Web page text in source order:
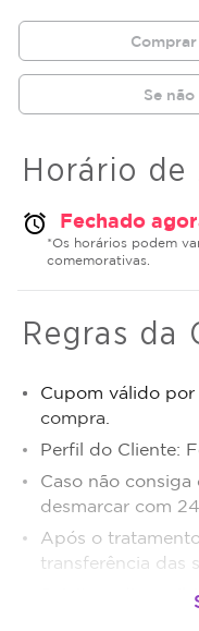
Se
Horário
alarm Fechado
*Os horários podem
comemorativas.
Regras da
Cupom válido
compra.
Perfil do Cliente:
Caso não
desmarcar com
Após o
transferência das
Sujeito a